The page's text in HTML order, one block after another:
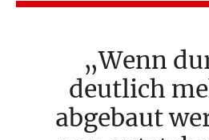
Wenn
deutlich
abgebaut